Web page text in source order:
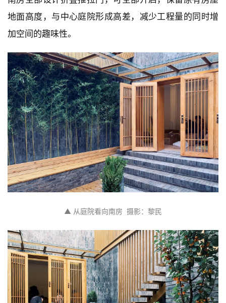
地面高度，与中心庭院形成高差，减少工程量的同时增
加空间的趣味性。
▲ 从庭院看向南房  摄影：黎民